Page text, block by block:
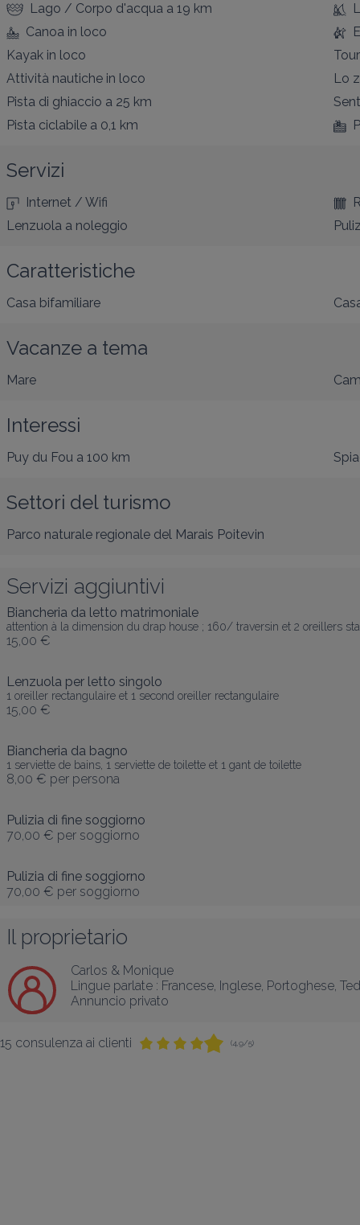
Lago / Corpo d'acqua a 19 km
Canoa in loco
Kayak in loco
Attività nautiche in loco
Lo
Pista di ghiaccio a 25 km
Pista ciclabile a 0,1 km
Servizi
Internet / Wifi
Lenzuola a noleggio
Caratteristiche
Casa bifamiliare
Vacanze a tema
Mare
Interessi
Puy du Fou a 100 km
Settori del turismo
Parco naturale regionale del Marais Poitevin
Servizi aggiuntivi
Biancheria da letto matrimoniale
attention à la dimension du drap house ; 160/ traversin et 2 oreillers
15,00 €
Lenzuola per letto singolo
1 oreiller rectangulaire et 1 second oreiller rectangulaire
15,00 €
Biancheria da bagno
1 serviette de bains, 1 serviette de toilette et 1 gant de toilette
8,00 € per persona
Pulizia di fine soggiorno
70,00 € per soggiorno
Pulizia di fine soggiorno
70,00 € per soggiorno
Il proprietario
Carlos & Monique
Lingue parlate : Francese, Inglese, Portoghese,
Annuncio privato
15 consulenza ai clienti (4,9/5)